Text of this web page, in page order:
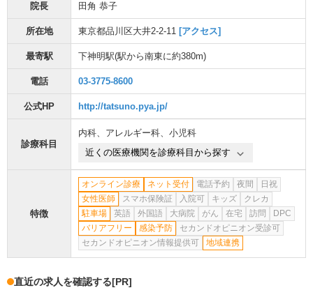
院長 田角 恭子
所在地 東京都品川区大井2-2-11 [アクセス]
最寄駅 下神明駅(駅から南東に約380m)
電話 03-3775-8600
公式HP http://tatsuno.pya.jp/
診療科目
内科、 アレルギー科、 小児科
近くの医療機関を診療科目から探す
特徴
オンライン診療 ネット受付 電話予約 夜間
日祝
女性医師
スマホ保険証 入院可 キッズ
クレカ
駐車場
英語 外国語 大病院 がん 在宅 訪問
DPC
バリアフリー
感染予防
セカンドオピニオン受診可
セカンドオピニオン情報提供可
地域連携
直近の求人を確認する[PR]